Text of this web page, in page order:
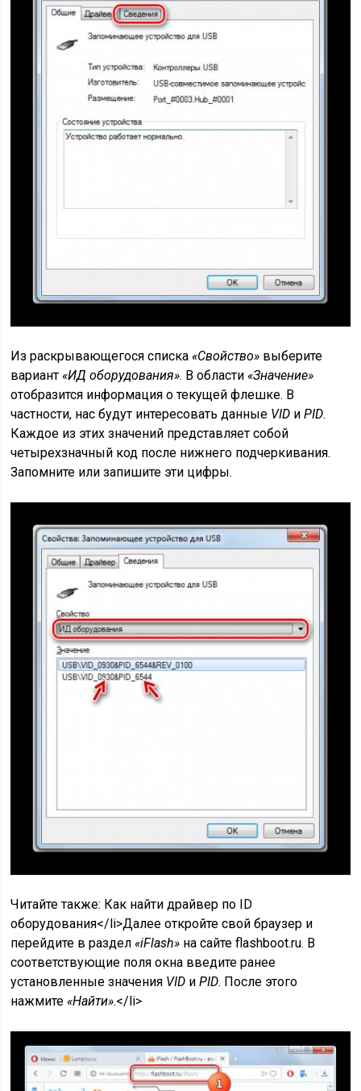
Из раскрывающегося списка«Свойство» выберите
вариант«ИД оборудования». В области«Значение»
отобразится информация о текущей флешке. В
частности, нас будут интересовать данные VID иPID.
Каждое из этих значений представляет собой
четырехзначный код после нижнего подчеркивания.
Запомните или запишите эти цифры.
Читайте также: Как найти драйвер по ID
оборудования</li>Далее откройте свой браузер и
перейдите в раздел«iFlash» на сайте flashboot.ru. В
соответствующие поля окна введите ранее
установленные значения VID иPID. После этого
нажмите«Найти».</li>